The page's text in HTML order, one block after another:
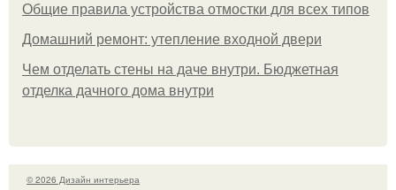
Общие правила устройства отмостки для всех типов
Домашний ремонт: утепление входной двери
Чем отделать стены на даче внутри. Бюджетная
отделка дачного дома внутри
© 2026 Дизайн интерьера